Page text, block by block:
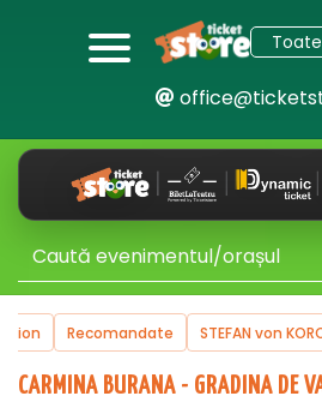
Recomandate STEFAN von
CARMINA BURANA - GRADINA DE